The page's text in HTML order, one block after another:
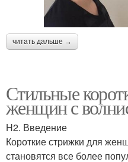
читать дальше →
Стильные
женщин с
H2. Введение
Короткие стрижки для
становятся все более